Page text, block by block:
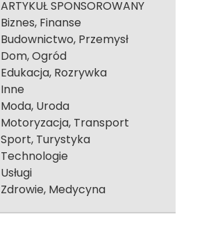
ARTYKUŁ SPONSOROWANY
Biznes, Finanse
Budownictwo, Przemysł
Dom, Ogród
Edukacja, Rozrywka
Inne
Moda, Uroda
Motoryzacja, Transport
Sport, Turystyka
Technologie
Usługi
Zdrowie, Medycyna